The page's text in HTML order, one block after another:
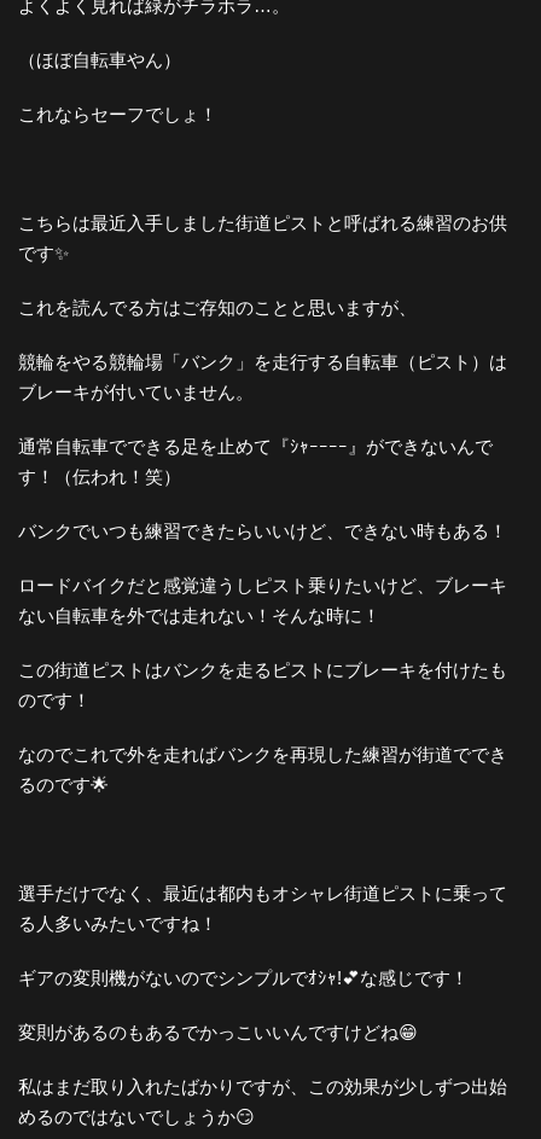
よくよく見れば緑がチラホラ…。
（ほぼ自転車やん）
これならセーフでしょ！
こちらは最近入手しました街道ピストと呼ばれる練習のお供
です✨
これを読んでる方はご存知のことと思いますが、
競輪をやる競輪場「バンク」を走行する自転車（ピスト）は
ブレーキが付いていません。
通常自転車でできる足を止めて『ｼｬｰｰｰｰ』ができないんで
す！（伝われ！笑）
バンクでいつも練習できたらいいけど、できない時もある！
ロードバイクだと感覚違うしピスト乗りたいけど、ブレーキ
ない自転車を外では走れない！そんな時に！
この街道ピストはバンクを走るピストにブレーキを付けたも
のです！
なのでこれで外を走ればバンクを再現した練習が街道ででき
るのです🌟
選手だけでなく、最近は都内もオシャレ街道ピストに乗って
る人多いみたいですね！
ギアの変則機がないのでシンプルでｵｼｬ!💕な感じです！
変則があるのもあるでかっこいいんですけどね😁
私はまだ取り入れたばかりですが、この効果が少しずつ出始
めるのではないでしょうか😏